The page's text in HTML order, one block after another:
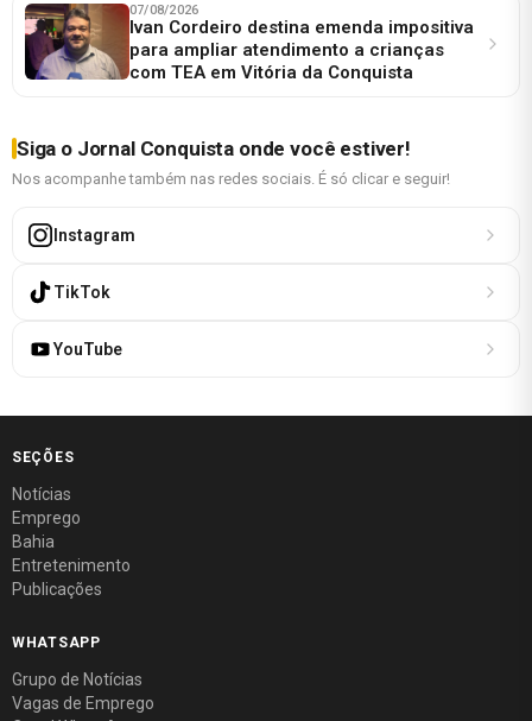
07/08/2026
Ivan Cordeiro destina emenda impositiva
para ampliar atendimento a crianças
com TEA em Vitória da Conquista
Siga o Jornal Conquista onde você estiver!
Nos acompanhe também nas redes sociais. É só clicar e seguir!
Instagram
TikTok
YouTube
SEÇÕES
Notícias
Emprego
Bahia
Entretenimento
Publicações
WHATSAPP
Grupo de Notícias
Vagas de Emprego